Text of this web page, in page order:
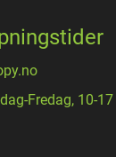
Fredag, 10-17